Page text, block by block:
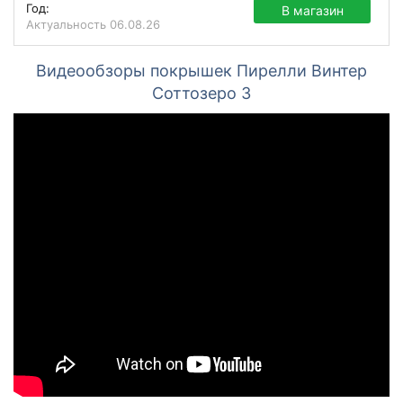
Год:
Актуальность 06.08.26
В магазин
Видеообзоры покрышек Пирелли Винтер
Соттозеро 3